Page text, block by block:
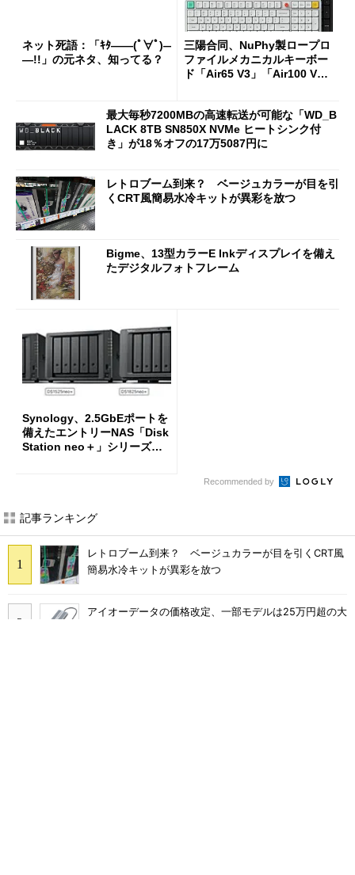
ネット死語：「ｷﾀ――(ﾟ∀ﾟ)―
―!!」の元ネタ、知ってる？
三陽合同、NuPhy製ロープロ
ファイルメカニカルキーボー
ド「Air65 V3」「Air100 V
最大毎秒7200MBの高速転送が可能な「WD_B
LACK 8TB SN850X NVMe ヒートシンク付
き」が18％オフの17万5087円に
レトロブーム到来？ ベージュカラーが目を引
くCRT風簡易水冷キットが異彩を放つ
Bigme、13型カラーE Inkディスプレイを備え
たデジタルフォトフレーム
Synology、2.5GbEポートを
備えたエントリーNAS「Disk
Station neo＋」シリーズを
Recommended by
記事ランキング
レトロブーム到来？ ベージュカラーが目を引くCRT風
簡易水冷キットが異彩を放つ
アイオーデータの価格改定、一部モデルは25万円超の大